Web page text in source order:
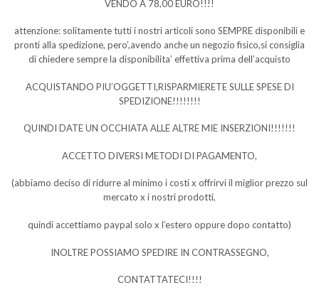
VENDO A 78,00 EURO!!!!
attenzione: solitamente tutti i nostri articoli sono SEMPRE disponibili e
pronti alla spedizione, pero’,avendo anche un negozio fisico,si consiglia
di chiedere sempre la disponibilita’ effettiva prima dell’acquisto
ACQUISTANDO PIU’OGGETTI,RISPARMIERETE SULLE SPESE DI
SPEDIZIONE!!!!!!!!
QUINDI DATE UN OCCHIATA ALLE ALTRE MIE INSERZIONI!!!!!!!
ACCETTO DIVERSI METODI DI PAGAMENTO,
(abbiamo deciso di ridurre al minimo i costi x offrirvi il miglior prezzo sul
mercato x i nostri prodotti,
quindi accettiamo paypal solo x l’estero oppure dopo contatto)
INOLTRE POSSIAMO SPEDIRE IN CONTRASSEGNO,
CONTATTATECI!!!!